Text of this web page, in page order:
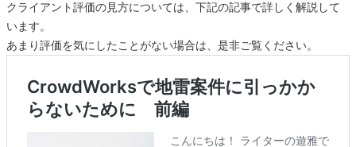
クライアント評価の見方については、下記の記事で詳しく解説して
います。
あまり評価を気にしたことがない場合は、是非ご覧ください。